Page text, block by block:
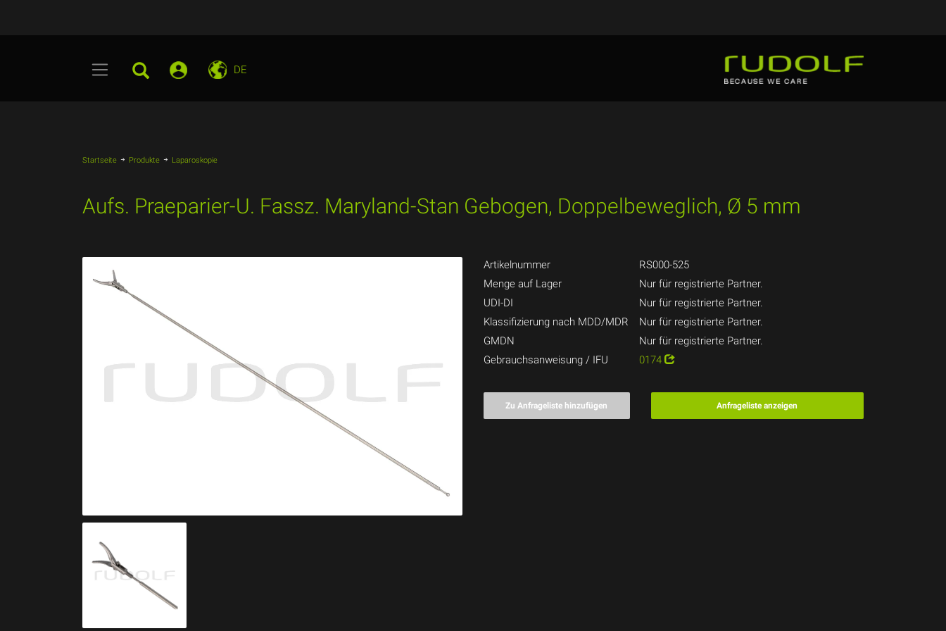
DE
Startseite Produkte Laparoskopie
Aufs. Praeparier-U. Fassz. Maryland-Stan Gebogen, Doppelbeweglich, Ø 5 mm
Artikelnummer
RS000-525
Menge auf Lager
Nur für registrierte Partner.
UDI-DI
Nur für registrierte Partner.
Klassifizierung nach MDD/MDR
Nur für registrierte Partner.
GMDN
Nur für registrierte Partner.
Gebrauchsanweisung / IFU
0174
Zu Anfrageliste hinzufügen Anfrageliste anzeigen